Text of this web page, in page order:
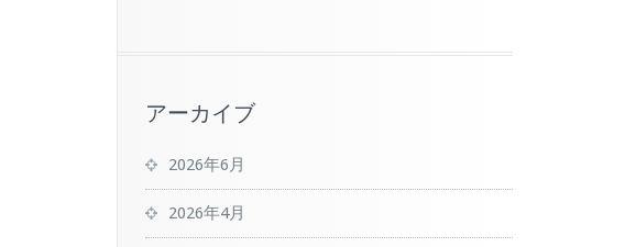
アーカイブ
2026年6月
2026年4月